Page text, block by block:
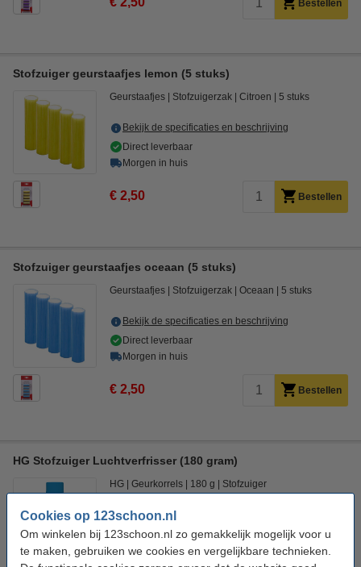
Cookies op 123schoon.nl
Om winkelen bij 123schoon.nl zo gemakkelijk mogelijk voor u
te maken, gebruiken we cookies en vergelijkbare technieken.
Bestellen
Stofzuiger geurstaafjes lemon (5 stuks)
Geurstaafjes Stofzuigerzak Citroen 5 stuks
Bekijk de specificaties en beschrijving
Direct leverbaar
Morgen in huis
€ 2,50 Bestellen
Stofzuiger geurstaafjes oceaan (5 stuks)
Geurstaafjes Stofzuigerzak Oceaan 5 stuks
Bekijk de specificaties en beschrijving
Direct leverbaar
Morgen in huis
€ 2,50 Bestellen
HG Stofzuiger Luchtverfrisser (180 gram)
HG Geurkorrels 180 g Stofzuiger
Bekijk de specificaties en beschrijving
Direct leverbaar
Morgen in huis